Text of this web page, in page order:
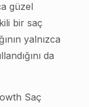
güzel
bir saç
yalnızca
da
Saç